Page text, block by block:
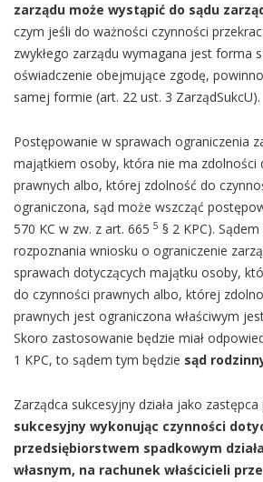
zarządu może wystąpić do sądu
czym jeśli do ważności czynności
zwykłego zarządu wymagana jest forma
oświadczenie obejmujące zgodę,
samej formie (art. 22 ust. 3 ZarządSukcU).
Postępowanie w sprawach ograniczenia
majątkiem osoby, która nie ma zdolności
prawnych albo, której zdolność do
ograniczona, sąd może wszcząć
570 KC w zw. z art. 665 5 § 2 KPC).
rozpoznania wniosku o ograniczenie
sprawach dotyczących majątku osoby,
do czynności prawnych albo, której
prawnych jest ograniczona właściwym
Skoro zastosowanie będzie miał
1 KPC, to sądem tym będzie sąd
Zarządca sukcesyjny działa jako zastępca
sukcesyjny wykonując czynności
przedsiębiorstwem spadkowym
własnym, na rachunek właścicieli